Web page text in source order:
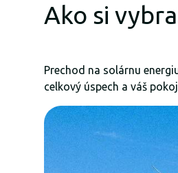
Ako si
Prechod na solárnu
celkový úspech a váš